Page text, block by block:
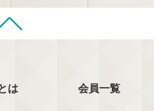
は 会員一覧